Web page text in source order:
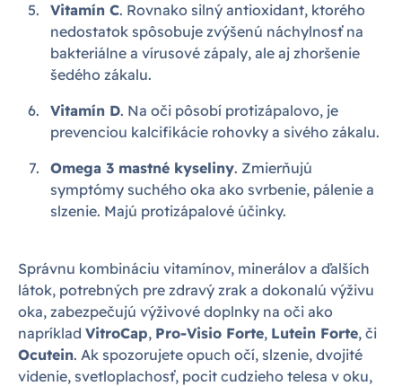
Vitamín C. Rovnako silný antioxidant, ktorého
nedostatok spôsobuje zvýšenú náchylnosť na
bakteriálne a vírusové zápaly, ale aj zhoršenie
šedého zákalu.
Vitamín D. Na oči pôsobí protizápalovo, je
prevenciou kalcifikácie rohovky a sivého zákalu.
Omega 3 mastné kyseliny. Zmierňujú
symptómy suchého oka ako svrbenie, pálenie a
slzenie. Majú protizápalové účinky.
Správnu kombináciu vitamínov, minerálov a ďalších
látok, potrebných pre zdravý zrak a dokonalú výživu
oka, zabezpečujú výživové doplnky na oči ako
napríklad VitroCap, Pro-Visio Forte, Lutein Forte, či
Ocutein. Ak spozorujete opuch očí, slzenie, dvojité
videnie, svetloplachosť, pocit cudzieho telesa v oku,